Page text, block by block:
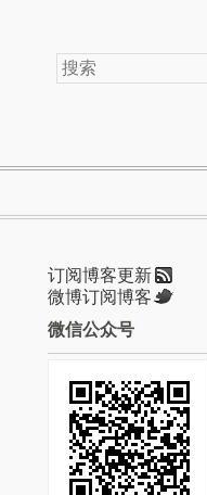
订阅博客更新
微博订阅博客
微信公众号